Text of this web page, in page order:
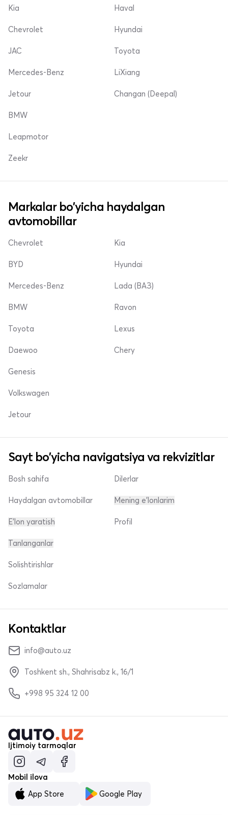
Kia
Chevrolet
Haval
Hyundai
JAC
Mercedes-Benz
Jetour
Toyota
LiXiang
Changan (Deepal)
BMW
Leapmotor
Zeekr
Markalar bo'yicha haydalgan
avtomobillar
Chevrolet
BYD
Mercedes-Benz
Kia
Hyundai
Lada (ВАЗ)
BMW
Toyota
Daewoo
Ravon
Lexus
Chery
Genesis
Volkswagen
Jetour
Sayt bo'yicha navigatsiya va rekvizitlar
Bosh sahifa
Haydalgan avtomobillar
E'lon yaratish
Dilerlar
Mening e'lonlarim
Profil
Tanlanganlar
Solishtirishlar
Sozlamalar
Kontaktlar
info@auto.uz
Toshkent sh., Shahrisabz k., 16/1
+998 95 324 12 00
Ijtimoiy tarmoqlar
Mobil ilova
App Store
Google Play